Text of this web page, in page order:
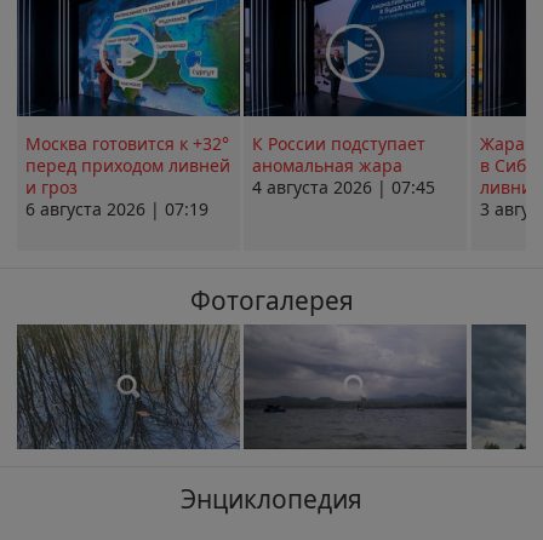
Москва готовится к +32°
перед приходом ливней
и гроз
6 августа 2026 | 07:19
К России подступает
аномальная жара
4 августа 2026 | 07:45
Жара в
в
ливни
3
Фотогалерея
Энциклопедия